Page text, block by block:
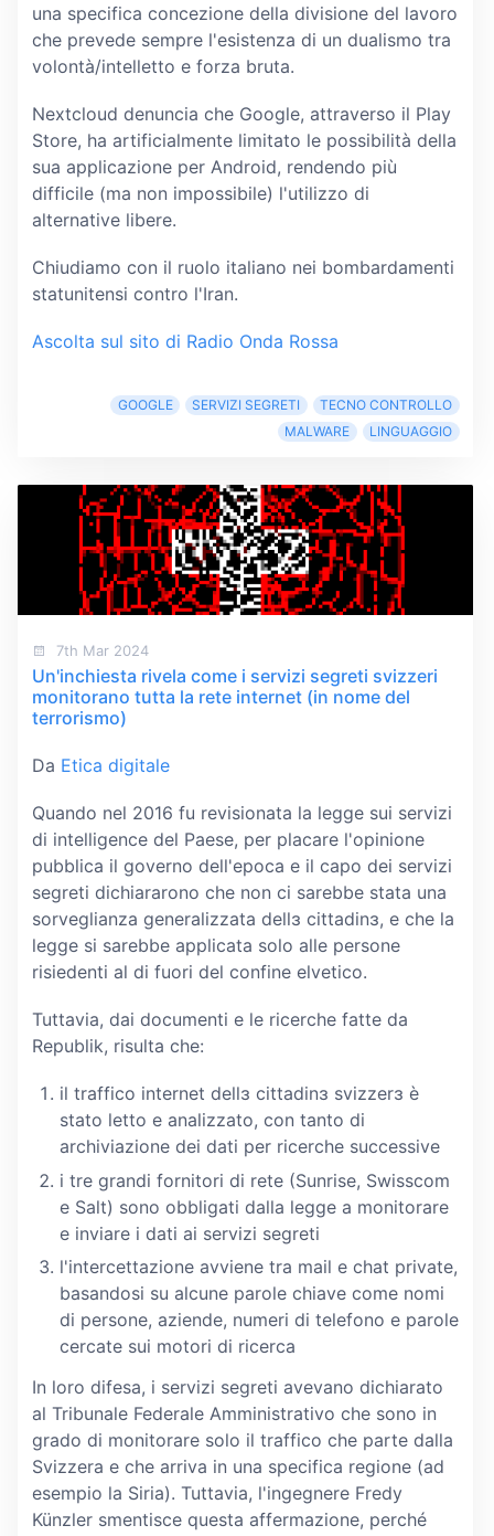
una specifica concezione della divisione del lavoro
che prevede sempre l'esistenza di un dualismo tra
volontà/intelletto e forza bruta.
Nextcloud denuncia che Google, attraverso il Play
Store, ha artificialmente limitato le possibilità della
sua applicazione per Android, rendendo più
difficile (ma non impossibile) l'utilizzo di
alternative libere.
Chiudiamo con il ruolo italiano nei bombardamenti
statunitensi contro l'Iran.
Ascolta sul sito di Radio Onda Rossa
GOOGLE SERVIZI SEGRETI
TECNO CONTROLLO
MALWARE
LINGUAGGIO
7th Mar 2024
Un'inchiesta rivela come i servizi segreti svizzeri
monitorano tutta la rete internet (in nome del
terrorismo)
Da Etica digitale
Quando nel 2016 fu revisionata la legge sui servizi
di intelligence del Paese, per placare l'opinione
pubblica il governo dell'epoca e il capo dei servizi
segreti dichiararono che non ci sarebbe stata una
sorveglianza generalizzata dellɜ cittadinɜ, e che la
legge si sarebbe applicata solo alle persone
risiedenti al di fuori del confine elvetico.
Tuttavia, dai documenti e le ricerche fatte da
Republik, risulta che:
il traffico internet dellɜ cittadinɜ svizzerɜ è
stato letto e analizzato, con tanto di
archiviazione dei dati per ricerche successive
i tre grandi fornitori di rete (Sunrise, Swisscom
e Salt) sono obbligati dalla legge a monitorare
e inviare i dati ai servizi segreti
l'intercettazione avviene tra mail e chat private,
basandosi su alcune parole chiave come nomi
di persone, aziende, numeri di telefono e parole
cercate sui motori di ricerca
In loro difesa, i servizi segreti avevano dichiarato
al Tribunale Federale Amministrativo che sono in
grado di monitorare solo il traffico che parte dalla
Svizzera e che arriva in una specifica regione (ad
esempio la Siria). Tuttavia, l'ingegnere Fredy
Künzler smentisce questa affermazione, perché